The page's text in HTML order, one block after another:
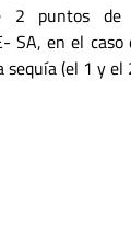
2 puntos de
SA, en el
(el 1 y el